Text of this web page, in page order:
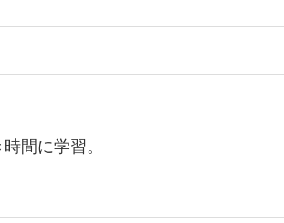
間に学習。